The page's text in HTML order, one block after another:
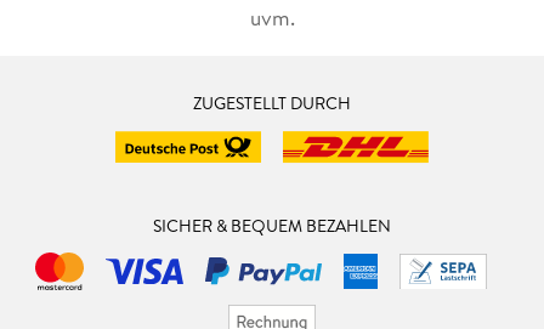
uvm.
ZUGESTELLT DURCH
SICHER & BEQUEM BEZAHLEN